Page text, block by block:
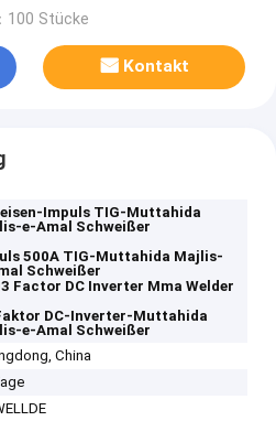
100 Stücke
Kontakt
Impuls TIG-Muttahida
e-Amal Schweißer
500A TIG-Muttahida Majlis-
Schweißer
Factor DC Inverter Mma Welder
DC-Inverter-Muttahida
e-Amal Schweißer
China